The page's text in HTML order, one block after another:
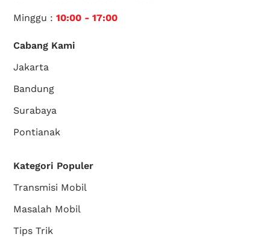
Minggu :10:00 - 17:00
Cabang Kami
Jakarta
Bandung
Surabaya
Pontianak
Kategori Populer
Transmisi Mobil
Masalah Mobil
Tips Trik